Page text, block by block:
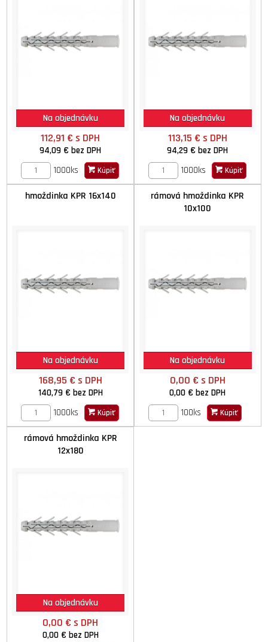
Na objednávku
112,91 €s DPH
94,09 €bez DPH
1000ks
Kúpiť
Na objednávku
113,15 € s DPH
94,29 €bez DPH
1000ks
Kúpiť
hmoždinka KPR 16x140
Na objednávku
168,95 € s DPH
140,79 € bez DPH
1000ks
Kúpiť
rámová hmoždinka KPR
10x100
Na objednávku
0,00 € s DPH
0,00 €bez DPH
100ks
Kúpiť
rámová hmoždinka KPR
12x180
Na objednávku
0,00 €s DPH
0,00 € bez DPH